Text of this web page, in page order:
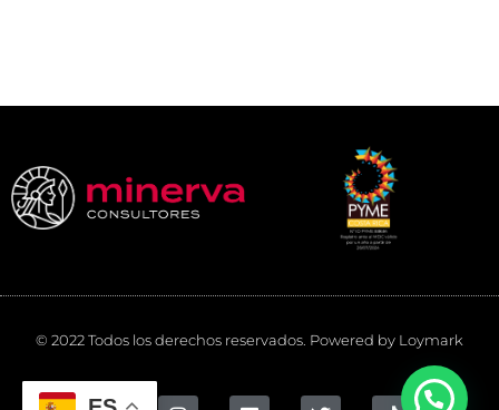
© 2022 Todos los derechos reservados. Powered by Loymark